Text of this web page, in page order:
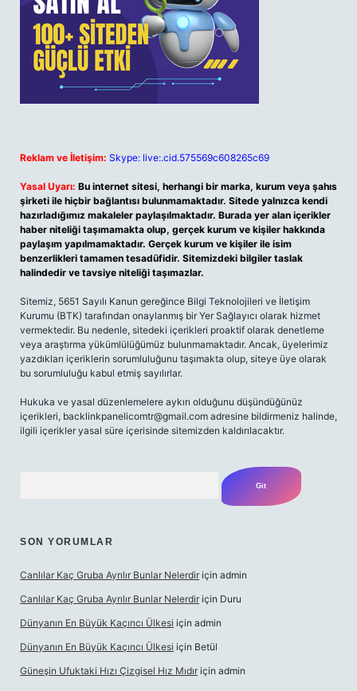
Reklam ve İletişim: Skype: live:.cid.575569c608265c69
Yasal Uyarı: Bu internet sitesi, herhangi bir marka, kurum veya şahıs
şirketi ile hiçbir bağlantısı bulunmamaktadır. Sitede yalnızca kendi
hazırladığımız makaleler paylaşılmaktadır. Burada yer alan içerikler
haber niteliği taşımamakta olup, gerçek kurum ve kişiler hakkında
paylaşım yapılmamaktadır. Gerçek kurum ve kişiler ile isim
benzerlikleri tamamen tesadüfidir. Sitemizdeki bilgiler taslak
halindedir ve tavsiye niteliği taşımazlar.
Sitemiz, 5651 Sayılı Kanun gereğince Bilgi Teknolojileri ve İletişim
Kurumu (BTK) tarafından onaylanmış bir Yer Sağlayıcı olarak hizmet
vermektedir. Bu nedenle, sitedeki içerikleri proaktif olarak denetleme
veya araştırma yükümlülüğümüz bulunmamaktadır. Ancak, üyelerimiz
yazdıkları içeriklerin sorumluluğunu taşımakta olup, siteye üye olarak
bu sorumluluğu kabul etmiş sayılırlar.
Hukuka ve yasal düzenlemelere aykırı olduğunu düşündüğünüz
içerikleri, backlinkpanelicomtr@gmail.com adresine bildirmeniz halinde,
ilgili içerikler yasal süre içerisinde sitemizden kaldırılacaktır.
SON YORUMLAR
Canlılar Kaç Gruba Ayrılır Bunlar Nelerdir için admin
Canlılar Kaç Gruba Ayrılır Bunlar Nelerdir için Duru
Dünyanın En Büyük Kaçıncı Ülkesi için admin
Dünyanın En Büyük Kaçıncı Ülkesi için Betül
Güneşin Ufuktaki Hızı Çizgisel Hız Mıdır için admin